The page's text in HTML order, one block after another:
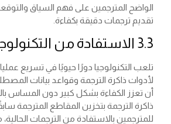
الواضح المترجمين على فهم السياق
تقديم ترجمات دقيقة بكفاءة.
3.3 الاستفادة من التكنولوجيا
تلعب التكنولوجيا دورًا حيويًا في تسريع
لأدوات ذاكرة الترجمة وقواعد بيانات
أن تعزز الكفاءة بشكل كبير دون المساس
ذاكرة الترجمة بتخزين المقاطع المترجمة
للمترجمين بالاستفادة من الترجمات